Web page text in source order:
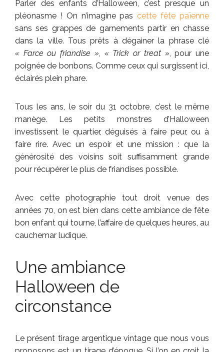
Parler des enfants d’Halloween, c’est presque un
pléonasme ! On n’imagine pascette fête païenne
sans ses grappes de garnements partir en chasse
dans la ville. Tous prêts à dégainer la phrase clé
« Farce ou friandise », « Trick or treat », pour une
poignée de bonbons. Comme ceux qui surgissent ici,
éclairés plein phare.
Tous les ans, le soir du 31 octobre, c’est le même
manège. Les petits monstres d’Halloween
investissent le quartier, déguisés à faire peur, ou à
faire rire. Avec un espoir et une mission : que la
générosité des voisins soit suffisamment grande
pour récupérer le plus de friandises possible.
Avec cette photographie tout droit venue des
années 70, on est bien dans cette ambiance de fête
bon enfant qui tourne, l’affaire de quelques heures, au
cauchemar ludique.
Une ambiance
Halloween de
circonstance
Le présent tirage argentique vintage que nous vous